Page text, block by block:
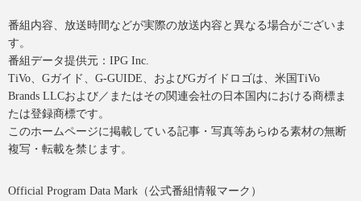
番組内容、放送時間などが実際の放送内容と異なる場合がございま
す。
番組データ提供元：IPG Inc.
TiVo、Gガイド、G-GUIDE、およびGガイドロゴは、米国TiVo
Brands LLCおよび／またはその関連会社の日本国内における商標ま
たは登録商標です。
このホームページに掲載している記事・写真等あらゆる素材の無断
複写・転載を禁じます。
Official Program Data Mark（公式番組情報マーク）